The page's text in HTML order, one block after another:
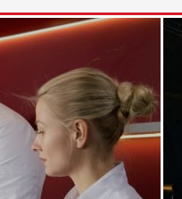
ПОДАРКИ, КОТОРЫЕ ТОЧНО ПОРАДУЮТ БЛИЗКИХ В МАЙСКИЕ ПРАЗДНИКИ